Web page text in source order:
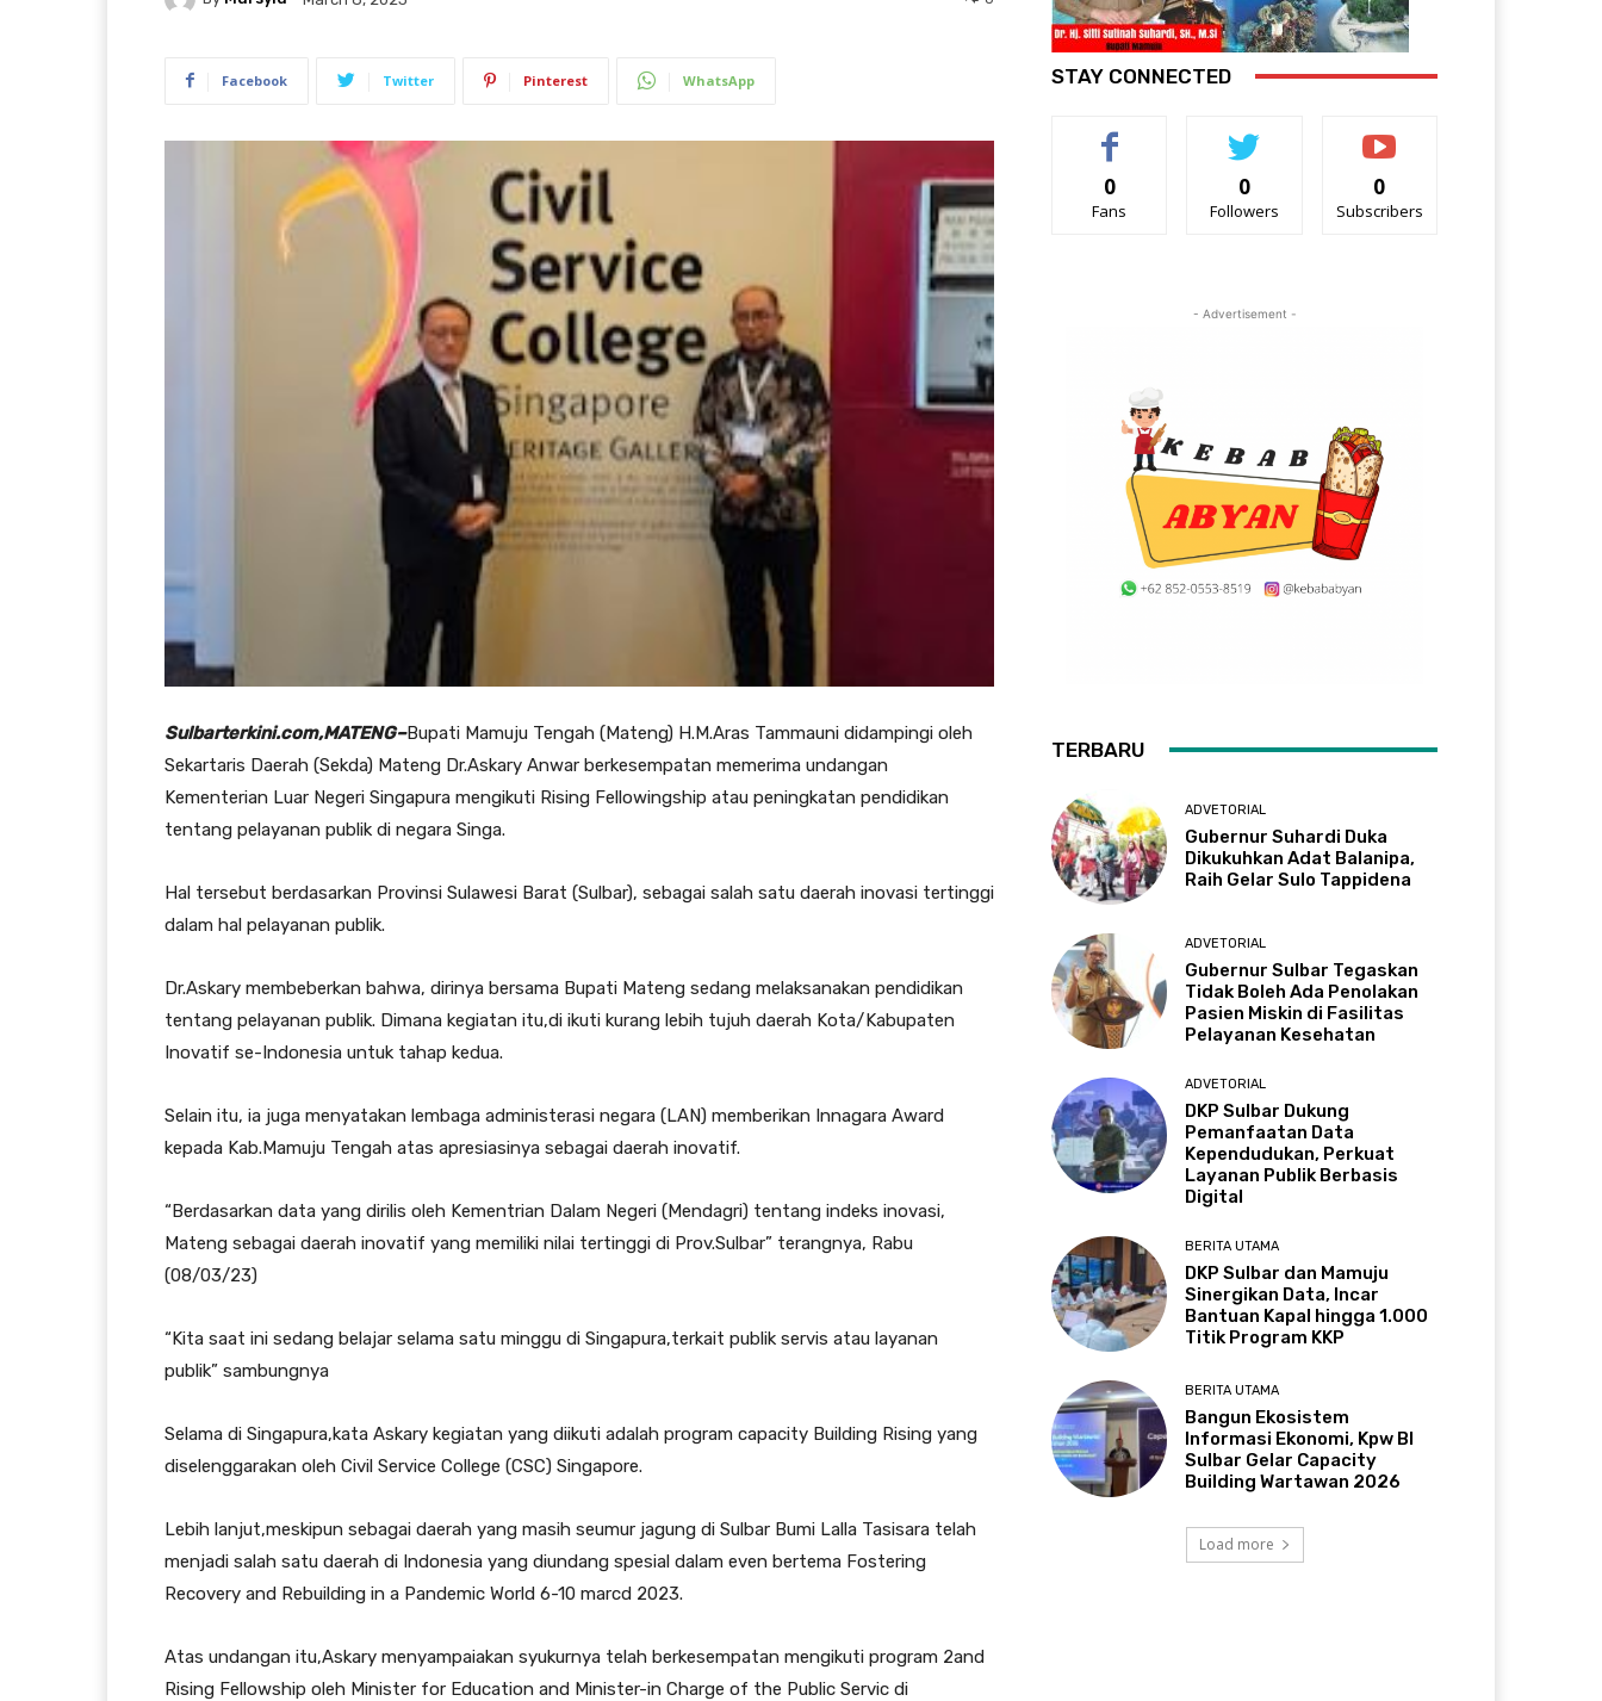
Facebook Twitter Pinterest WhatsApp
Sulbarterkini.com,MATENG–Bupati Mamuju Tengah (Mateng) H.M.Aras Tammauni didampingi oleh
Sekartaris Daerah (Sekda) Mateng Dr.Askary Anwar berkesempatan memerima undangan
Kementerian Luar Negeri Singapura mengikuti Rising Fellowingship atau peningkatan pendidikan
tentang pelayanan publik di negara Singa.
Hal tersebut berdasarkan Provinsi Sulawesi Barat (Sulbar), sebagai salah satu daerah inovasi tertinggi
dalam hal pelayanan publik.
Dr.Askary membeberkan bahwa, dirinya bersama Bupati Mateng sedang melaksanakan pendidikan
tentang pelayanan publik. Dimana kegiatan itu,di ikuti kurang lebih tujuh daerah Kota/Kabupaten
Inovatif se-Indonesia untuk tahap kedua.
Selain itu, ia juga menyatakan lembaga administerasi negara (LAN) memberikan Innagara Award
kepada Kab.Mamuju Tengah atas apresiasinya sebagai daerah inovatif.
“Berdasarkan data yang dirilis oleh Kementrian Dalam Negeri (Mendagri) tentang indeks inovasi,
Mateng sebagai daerah inovatif yang memiliki nilai tertinggi di Prov.Sulbar” terangnya, Rabu
(08/03/23)
“Kita saat ini sedang belajar selama satu minggu di Singapura,terkait publik servis atau layanan
publik” sambungnya
Selama di Singapura,kata Askary kegiatan yang diikuti adalah program capacity Building Rising yang
diselenggarakan oleh Civil Service College (CSC) Singapore.
Lebih lanjut,meskipun sebagai daerah yang masih seumur jagung di Sulbar Bumi Lalla Tasisara telah
menjadi salah satu daerah di Indonesia yang diundang spesial dalam even bertema Fostering
Recovery and Rebuilding in a Pandemic World 6-10 marcd 2023.
Atas undangan itu,Askary menyampaiakan syukurnya telah berkesempatan mengikuti program 2and
Rising Fellowship oleh Minister for Education and Minister-in Charge of the Public Servic di
STAY CONNECTED
0
Fans
0
Followers
0
Subscribers
- Advertisement -
TERBARU
ADVETORIAL
Gubernur Suhardi Duka
Dikukuhkan Adat Balanipa,
Raih Gelar Sulo Tappidena
ADVETORIAL
Gubernur Sulbar Tegaskan
Tidak Boleh Ada Penolakan
Pasien Miskin di Fasilitas
Pelayanan Kesehatan
ADVETORIAL
DKP Sulbar Dukung
Pemanfaatan Data
Kependudukan, Perkuat
Layanan Publik Berbasis
Digital
BERITA UTAMA
DKP Sulbar dan Mamuju
Sinergikan Data, Incar
Bantuan Kapal hingga 1.000
Titik Program KKP
BERITA UTAMA
Bangun Ekosistem
Informasi Ekonomi, Kpw BI
Sulbar Gelar Capacity
Building Wartawan 2026
Load more